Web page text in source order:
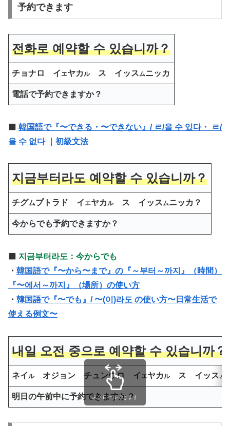
予約できます
전화로 예약할 수 있습니까？
チョナロ イ エヤカルス イッスムニッカ
電話で予約できますか？
韓国語で『〜できる・〜できない』/ ㄹ/을 수 있다・ ㄹ/
을 수 없다 ｜初級文法
지금부터라도 예약할 수 있습니까？
チグムプトラド イ エヤカルス イッスムニッカ？
今からでも予約できますか？
지금부터라도：今からでも
・ 韓国語で『〜から〜まで』の『～부터～까지』（時間）
『〜에서～까지』（場所）の使い方
・ 韓国語で『〜でも』/ 〜(이)라도 の使い方〜日常生活で
使える例文〜
내일 오전 중으로 예약할 수 있습니까？
ネイルオジョン チュンウロ イ エヤカルス イッスム
明日の午前中に予約できますか？
スクロールできます